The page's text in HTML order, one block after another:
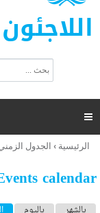
ت
ر
ل
ح
ب

أنت
هنا
الرئيسية › الجدول
calendar